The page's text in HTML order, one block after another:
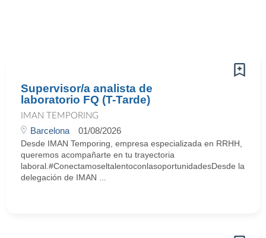
Supervisor/a analista de
laboratorio FQ (T-Tarde)
IMAN TEMPORING
Barcelona 01/08/2026
Desde IMAN Temporing, empresa especializada en RRHH,
queremos acompañarte en tu trayectoria
laboral.#ConectamoseltalentoconlasoportunidadesDesde la
delegación de IMAN ...